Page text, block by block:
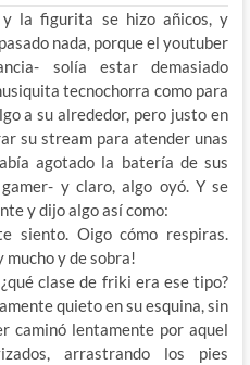
la figurita se hizo añicos, y
nada, porque el youtuber
solía estar demasiado
tecnochorra como para
a su alrededor, pero justo en
su stream para atender unas
agotado la batería de sus
y claro, algo oyó. Y se
y dijo algo así como:
siento. Oigo cómo respiras.
mucho y de sobra!
clase de friki era ese tipo?
quieto en su esquina, sin
caminó lentamente por aquel
arrastrando los pies